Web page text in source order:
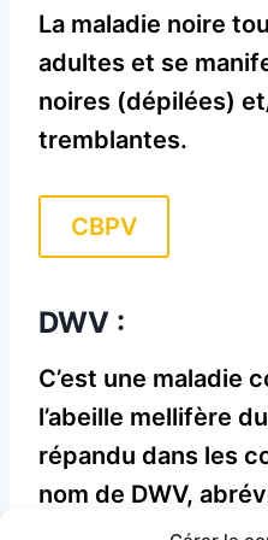
La maladie noire
adultes et se
noires (dépilées)
tremblantes.
CBPV
DWV :
C’est une maladie
l’abeille mellifère
répandu dans les
nom de DWV,
appellation